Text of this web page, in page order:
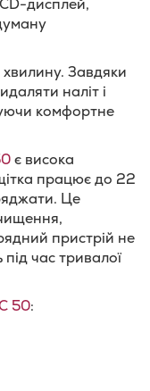
дисплей,
Завдяки
наліт і
комфортне
є висока
працює до 22
Це
пристрій не
час тривалої
50: